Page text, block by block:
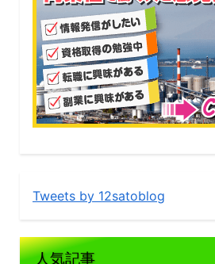
Tweets by 12satoblog
人気記事